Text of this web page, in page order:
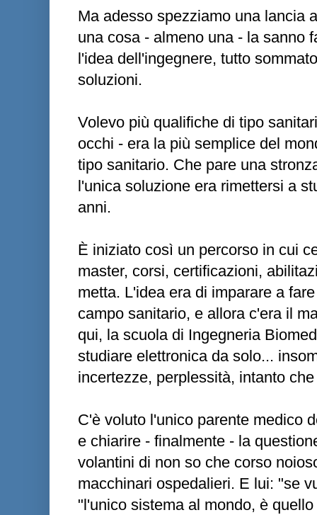
Ma adesso spezziamo una lancia
una cosa - almeno una - la sanno
l'idea dell'ingegnere, tutto
soluzioni.
Volevo più qualifiche di tipo
occhi - era la più semplice del
tipo sanitario. Che pare una
l'unica soluzione era rimettersi a
anni.
È iniziato così un percorso in cui
master, corsi, certificazioni,
metta. L'idea era di imparare a
campo sanitario, e allora c'era il
qui, la scuola di Ingegneria
studiare elettronica da solo...
incertezze, perplessità, intanto
C'è voluto l'unico parente medico
e chiarire - finalmente - la
volantini di non so che corso
macchinari ospedalieri. E lui: "se
"l'unico sistema al mondo, è